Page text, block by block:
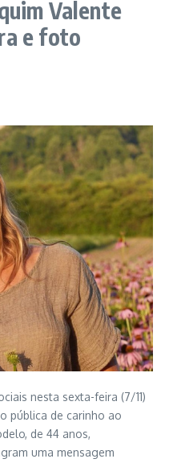
Valente
e foto
nesta sexta-feira (7/11)
pública de carinho ao
de 44 anos,
uma mensagem